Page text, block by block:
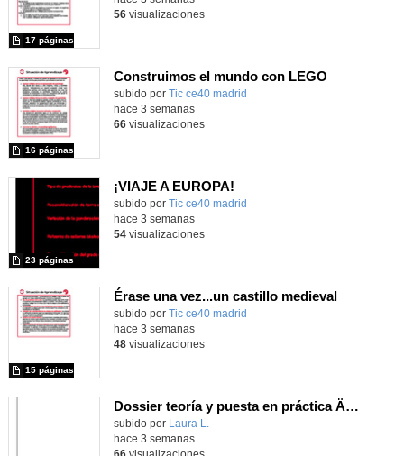
17 páginas
56visualizaciones
Construimos el mundo con LEGO
subido por Tic ce40 madrid
16 páginas
hace 3 semanas
66visualizaciones
¡VIAJE A EUROPA!
subido por Tic ce40 madrid
23 páginas
hace 3 semanas
54visualizaciones
Érase una vez...un castillo medieval
subido por Tic ce40 madrid
15 páginas
hace 3 semanas
48visualizaciones
Dossier teoría y puesta en práctica Äprendizaje Basado en Juegos en Educación Infantil y Primaria
Contenido educativo.
subido por Laura L.
hace 3 semanas
66visualizaciones